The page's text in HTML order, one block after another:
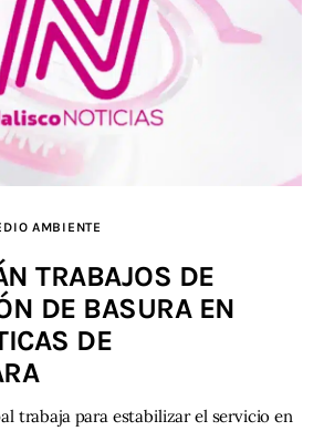
AMBIENTE
TRABAJOS DE
DE BASURA EN
DE
trabaja para estabilizar el servicio en